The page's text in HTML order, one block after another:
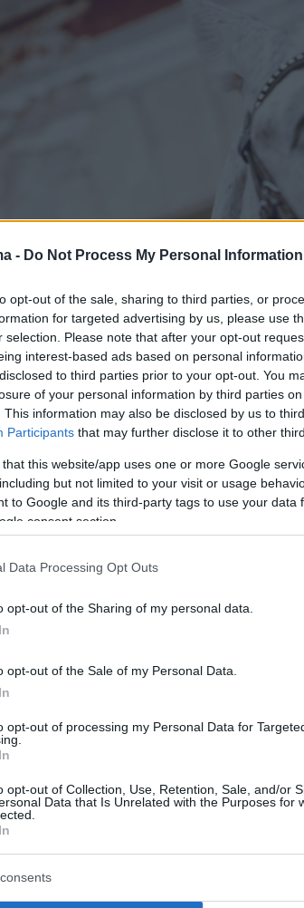
- Do Not Process My Personal Information
opt-out of the sale, sharing to third parties, or
for targeted advertising by us, please use
selection. Please note that after your opt-out
interest-based ads based on personal
to third parties prior to your opt-out. You
of your personal information by third parties on
This information may also be disclosed by us to
Participants that may further disclose it to other
that this website/app uses one or more Google
but not limited to your visit or usage
to Google and its third-party tags to use your data
consent section.
Data Processing Opt Outs
opt-out of the Sharing of my personal data.
opt-out of the Sale of my Personal Data.
opt-out of processing my Personal Data for
opt-out of Collection, Use, Retention, Sale, and/or
Data that Is Unrelated with the Purposes for
του music video έγιναν σε τρία
ομορφιάς locations της
πάνω στο άλογό της,
πλαισιωμένη από τις χορεύτριές